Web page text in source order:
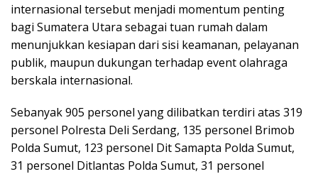
internasional tersebut menjadi momentum penting
bagi Sumatera Utara sebagai tuan rumah dalam
menunjukkan kesiapan dari sisi keamanan, pelayanan
publik, maupun dukungan terhadap event olahraga
berskala internasional.
Sebanyak 905 personel yang dilibatkan terdiri atas 319
personel Polresta Deli Serdang, 135 personel Brimob
Polda Sumut, 123 personel Dit Samapta Polda Sumut,
31 personel Ditlantas Polda Sumut, 31 personel